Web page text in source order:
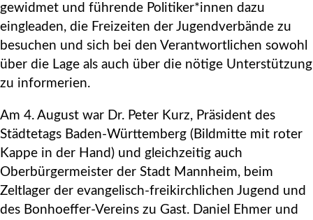
gewidmet und führende Politiker*innen dazu
eingleaden, die Freizeiten der Jugendverbände zu
besuchen und sich bei den Verantwortlichen sowohl
über die Lage als auch über die nötige Unterstützung
zu informerien.
Am 4. August war Dr. Peter Kurz, Präsident des
Städtetags Baden-Württemberg (Bildmitte mit roter
Kappe in der Hand) und gleichzeitig auch
Oberbürgermeister der Stadt Mannheim, beim
Zeltlager der evangelisch-freikirchlichen Jugend und
des Bonhoeffer-Vereins zu Gast. Daniel Ehmer und